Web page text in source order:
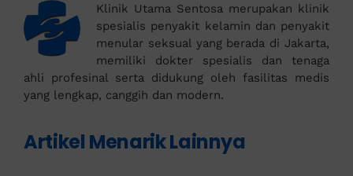
Klinik Utama Sentosa merupakan klinik
spesialis penyakit kelamin dan penyakit
menular seksual yang berada di Jakarta,
memiliki dokter spesialis dan tenaga
ahli profesinal serta didukung oleh fasilitas medis
yang lengkap, canggih dan modern.
Artikel Menarik Lainnya